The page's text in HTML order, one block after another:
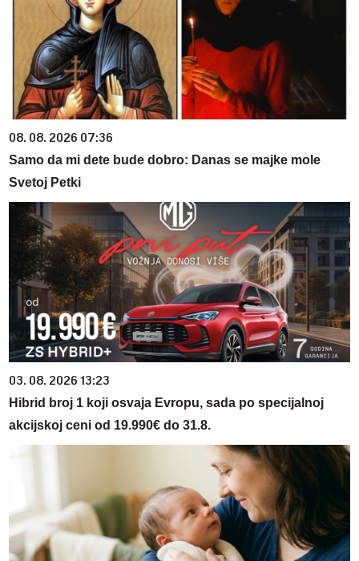
08. 08. 2026 07:36
Samo da mi dete bude dobro: Danas se majke mole
Svetoj Petki
03. 08. 2026 13:23
Hibrid broj 1 koji osvaja Evropu, sada po specijalnoj
akcijskoj ceni od 19.990€ do 31.8.